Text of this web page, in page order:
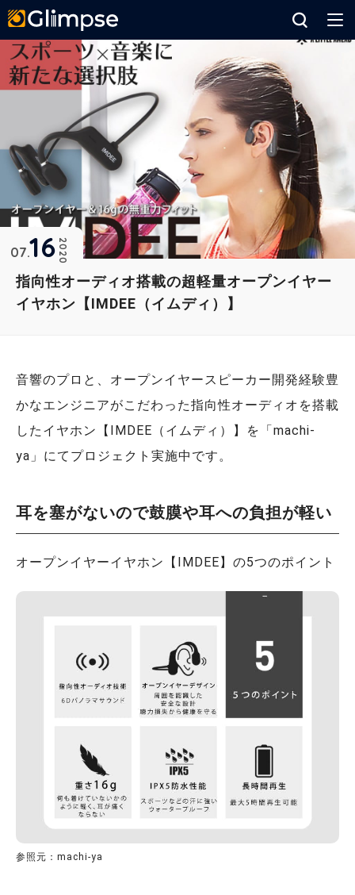
指向性オーディオ搭載の超軽量オープンイヤー
イヤホン【IMDEE（イムディ）】
2020
07 16
音響のプロと、オープンイヤースピーカー開発経験豊
かなエンジニアがこだわった指向性オーディオを搭載
したイヤホン【IMDEE（イムディ）】を「machi-
ya」にてプロジェクト実施中です。
耳を塞がないので鼓膜や耳への負担が軽い
オープンイヤーイヤホン【IMDEE】の5つのポイント
参照元：machi-ya